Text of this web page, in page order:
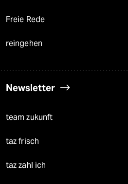
Freie Rede
reingehen
Newsletter
team zukunft
taz frisch
taz zahl ich